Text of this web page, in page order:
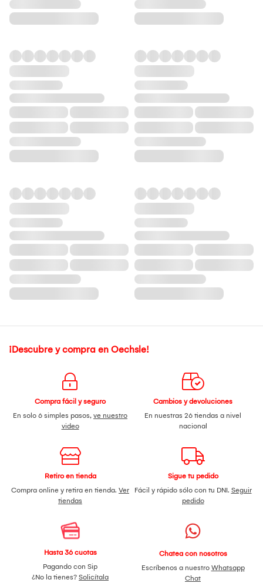
¡Descubre y compra en Oechsle!
Compra fácil y seguro
En solo 6 simples pasos, ve nuestro
video
Cambios y devoluciones
En nuestras 26 tiendas a nivel
nacional
Retiro en tienda
Compra online y retira en tienda. Ver
tiendas
Sigue tu pedido
Fácil y rápido sólo con tu DNI. Seguir
pedido
Hasta 36 cuotas
Pagando con Sip
¿No la tienes? Solicítala
Chatea con nosotros
Escríbenos a nuestro Whatsapp
Chat